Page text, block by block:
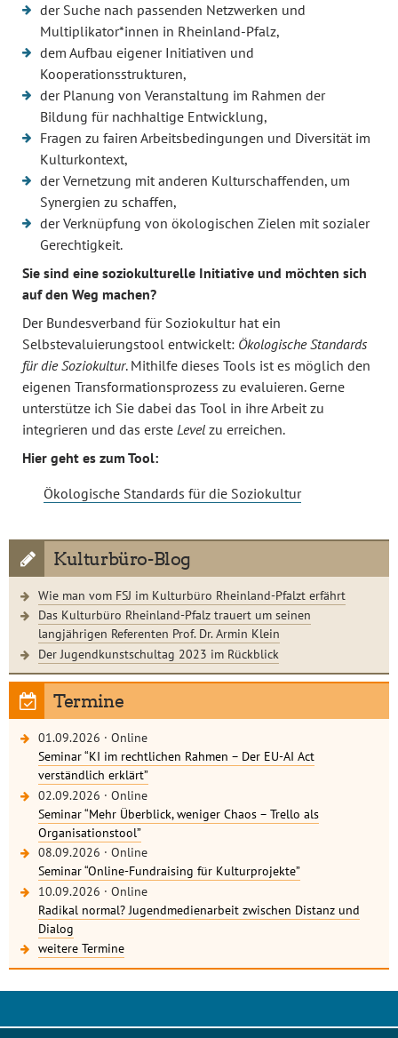
der Suche nach passenden Netzwerken und
Multiplikator*innen in Rheinland-Pfalz,
dem Aufbau eigener Initiativen und
Kooperationsstrukturen,
der Planung von Veranstaltung im Rahmen der
Bildung für nachhaltige Entwicklung,
Fragen zu fairen Arbeitsbedingungen und Diversität im
Kulturkontext,
der Vernetzung mit anderen Kulturschaffenden, um
Synergien zu schaffen,
der Verknüpfung von ökologischen Zielen mit sozialer
Gerechtigkeit.
Sie sind eine soziokulturelle Initiative und möchten sich
auf den Weg machen?
Der Bundesverband für Soziokultur hat ein
Selbstevaluierungstool entwickelt: Ökologische Standards
für die Soziokultur. Mithilfe dieses Tools ist es möglich den
eigenen Transformationsprozess zu evaluieren. Gerne
unterstütze ich Sie dabei das Tool in ihre Arbeit zu
integrieren und das erste Level zu erreichen.
Hier geht es zum Tool:
Ökologische Standards für die Soziokultur
Kulturbüro-Blog
Wie man vom FSJ im Kulturbüro Rheinland-Pfalzt erfährt
Das Kulturbüro Rheinland-Pfalz trauert um seinen
langjährigen Referenten Prof. Dr. Armin Klein
Der Jugendkunstschultag 2023 im Rückblick
Termine
01.09.2026 · Online
Seminar “KI im rechtlichen Rahmen – Der EU-AI Act
verständlich erklärt”
02.09.2026 · Online
Seminar “Mehr Überblick, weniger Chaos – Trello als
Organisationstool”
08.09.2026 · Online
Seminar “Online-Fundraising für Kulturprojekte”
10.09.2026 · Online
Radikal normal? Jugendmedienarbeit zwischen Distanz und
Dialog
weitere Termine